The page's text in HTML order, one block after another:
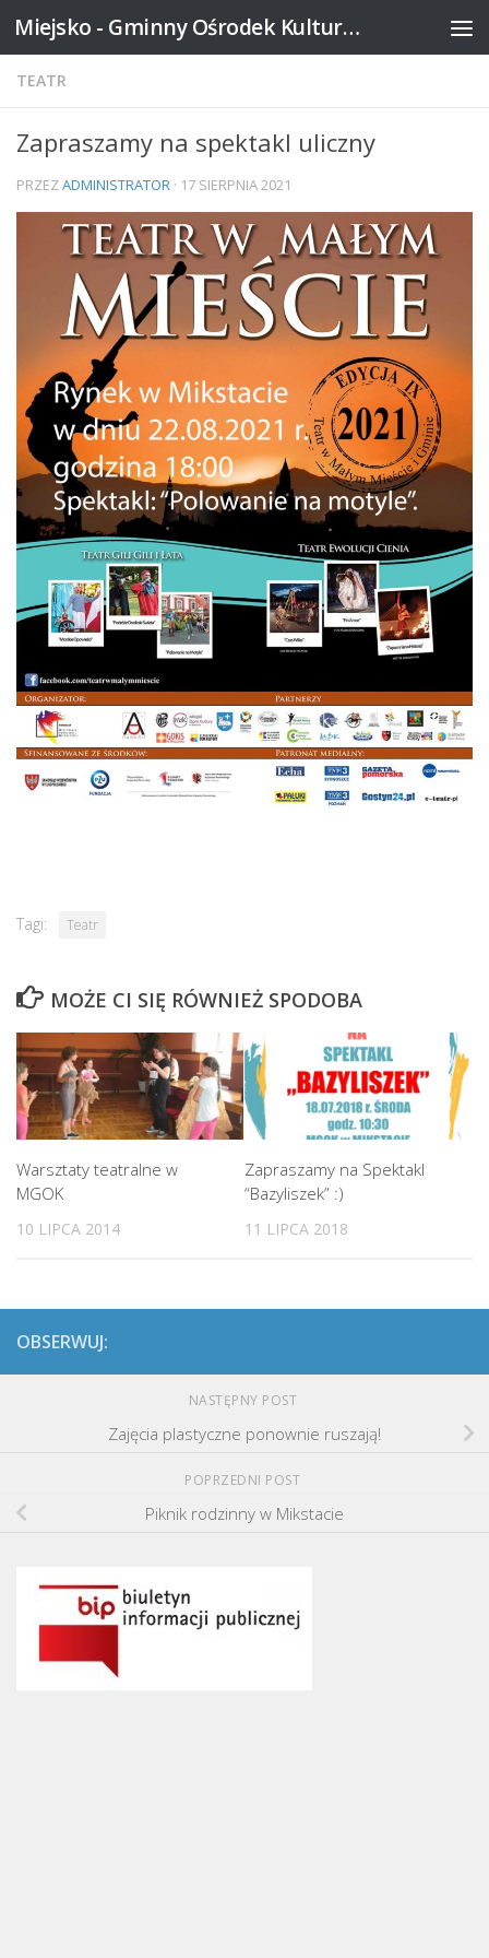
Skip to content Miejsko - Gminny Ośrodek Kultury w Mikstacie
TEATR
Zapraszamy na spektakl uliczny
PRZEZADMINISTRATOR · 17 SIERPNIA 2021
Tagi: Teatr
MOŻE CI SIĘ RÓWNIEŻ SPODOBA
Warsztaty teatralne w
MGOK
10 LIPCA 2014
Zapraszamy na Spektakl
“Bazyliszek” :)
11 LIPCA 2018
OBSERWUJ:
NASTĘPNY POST
Zajęcia plastyczne ponownie ruszają!
POPRZEDNI POST
Piknik rodzinny w Mikstacie